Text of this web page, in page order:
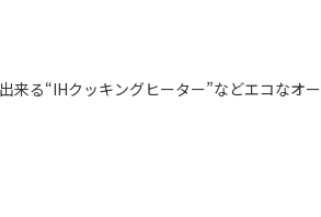
来る“IHクッキングヒーター”などエコなオー